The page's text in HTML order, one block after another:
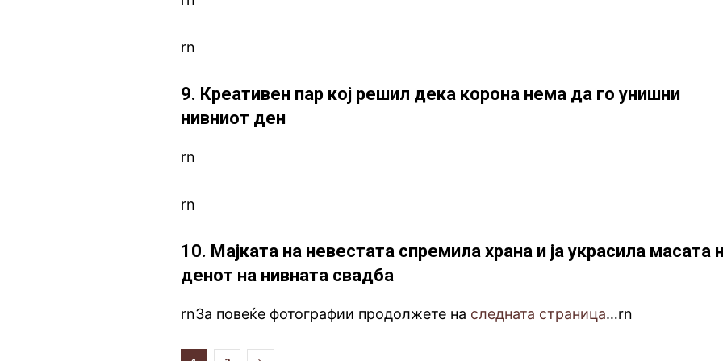
rn
9. Креативен пар кој решил дека корона нема да го унишни
нивниот ден
rn
rn
10. Мајката на невестата спремила храна и ја украсила масата
денот на нивната свадба
rnЗа повеќе фотографии продолжете на следната страница…rn